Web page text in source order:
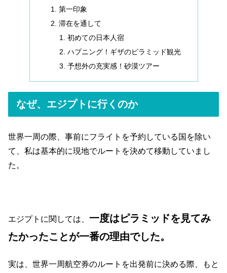
第一印象
滞在を通して
初めての日本人宿
ハプニング！ギザのピラミッド観光
予想外の充実感！砂漠ツアー
なぜ、エジプトに行くのか
世界一周の際、事前にフライトを予約している国を除い
て、私は基本的に現地でルートを決めて移動していまし
た。
エジプトに関しては、 一度はピラミッドを見てみ
たかったことが一番の理由でした。
実は、世界一周航空券のルートを出発前に決める際、もと